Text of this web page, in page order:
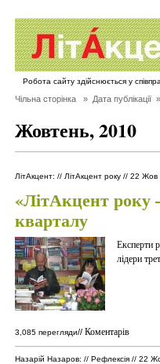
Робота сайту здійснюється у
Чільна сторінка » Дата публікації »
Жовтень, 2010
ЛітАкцент: // ЛітАкцент року // 22 Жов
«ЛітАкцент року
кварталу
Експерти
лідери
3,085 перегляди// Коментарів
Назарій Назаров: // Рефлексія // 22